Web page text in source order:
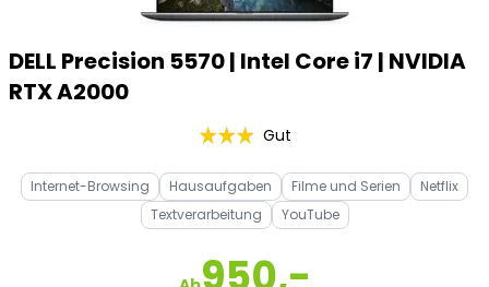
DELL Precision 5570 | Intel Core i7 | NVIDIA
RTX A2000
Gut
Internet-Browsing Hausaufgaben Filme und Serien
Netflix
Textverarbeitung
YouTube